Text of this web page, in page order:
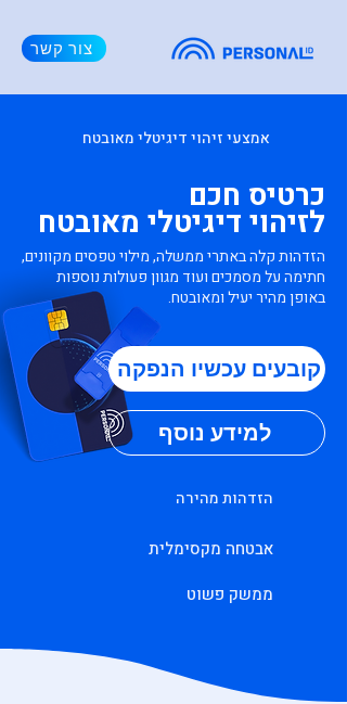
צור קשר
אמצעי זיהוי דיגיטלי מאובטח
כרטיס חכם
לזיהוי דיגיטלי מאובטח
הזדהות קלה באתרי ממשלה, מילוי טפסים מקוונים,
חתימה על מסמכים ועוד מגוון פעולות נוספות
באופן מהיר יעיל ומאובטח.
למידע נוסף
קובעים עכשיו הנפקה
הזדהות מהירה
אבטחה מקסימלית
ממשק פשוט